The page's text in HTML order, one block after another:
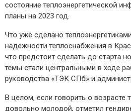
состояние теплоэнергетической
планы на 2023 год.
Что уже сделано
надежности теплоснабжения в
что предстоит сделать до старта
темы стали центральными в ходе
руководства «ТЭК СПб» и
В целом, если говорить о возрасте
довольно молодой, отметил